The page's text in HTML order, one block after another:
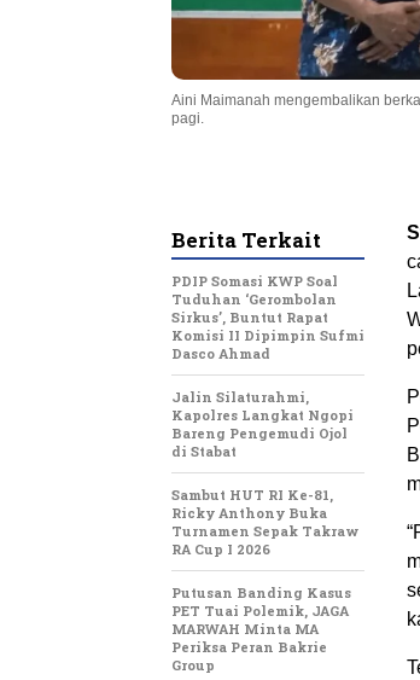
Aini Maimanah mengembalikan
pagi.
Berita Terkait
PDIP Somasi KWP Soal
Tuduhan ‘Gerombolan
Sirkus’, Buntut Rapat
Komisi II Dipimpin Sufmi
Dasco Ahmad
Jalin Silaturahmi,
Kapolres Langkat Ngopi
Bareng Pengemudi Ojol
di Stabat
Sambut HUT RI Ke-81,
Ricky Anthony Buka
Turnamen Sepak Takraw
RA Cup I 2026
Putusan Banding Kasus
PET Tuai Polemik, JAGA
MARWAH Minta MA
Periksa Peran Bakrie
Group